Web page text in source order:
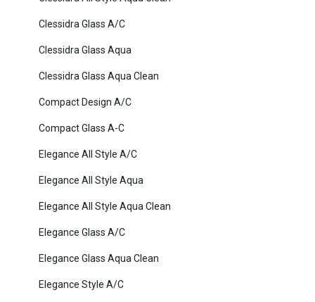
Clessidra Glass A/C
Clessidra Glass Aqua
Clessidra Glass Aqua Clean
Compact Design A/C
Compact Glass A-C
Elegance All Style A/C
Elegance All Style Aqua
Elegance All Style Aqua Clean
Elegance Glass A/C
Elegance Glass Aqua Clean
Elegance Style A/C